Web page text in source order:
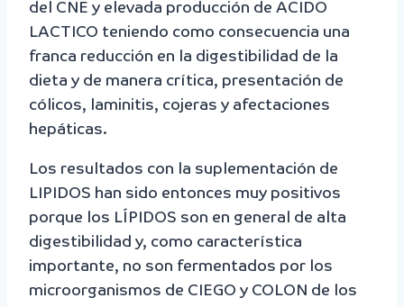
del CNE y elevada producción de ACIDO
LACTICO teniendo como consecuencia una
franca reducción en la digestibilidad de la
dieta y de manera crítica, presentación de
cólicos, laminitis, cojeras y afectaciones
hepáticas.
Los resultados con la suplementación de
LIPIDOS han sido entonces muy positivos
porque los LÍPIDOS son en general de alta
digestibilidad y, como característica
importante, no son fermentados por los
microorganismos de CIEGO y COLON de los